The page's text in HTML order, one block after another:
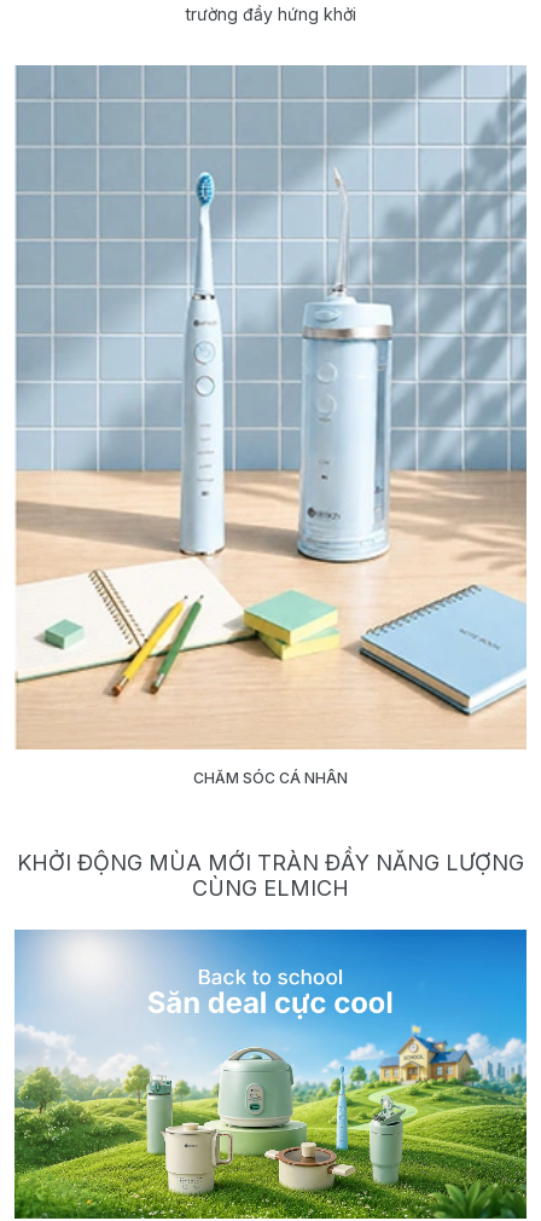
trường đầy hứng khởi
CHĂM SÓC CÁ NHÂN
KHỞI ĐỘNG MÙA MỚI TRÀN ĐẦY NĂNG LƯỢNG
CÙNG ELMICH